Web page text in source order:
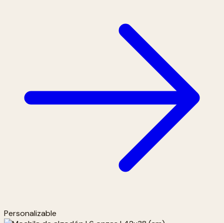
Personalizable